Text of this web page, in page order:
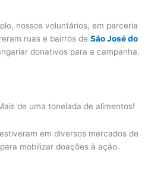
nossos voluntários, em parceria
ruas e bairros de São José do
donativos para a campanha.
de uma tonelada de alimentos!
em diversos mercados de
para mobilizar doações à ação.